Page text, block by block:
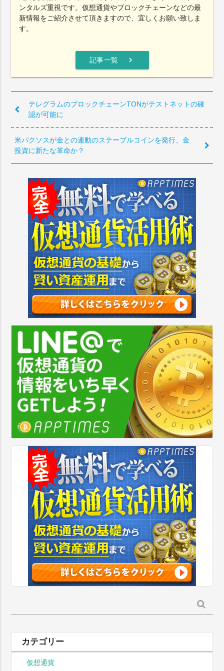
ンタルズ重視です。仮想通貨やブロックチェーンなどの最
新情報をご紹介させて頂きますので、宜しくお願い致しま
す。
記事一覧 chevron_right
テレグラムのブロックチェーンTONがテストネットの確
認が可能に
米パクソスが金との連動のステーブルコインを発行、金
投資に新たな革命か？
索:
カテゴリー
仮想通貨